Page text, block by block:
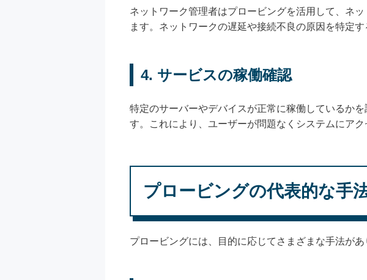
ネットワーク管理者はプロービングを活用して、ネ
ます。ネットワークの遅延や接続不良の原因を特定す
4. サービスの稼働確認
特定のサーバーやデバイスが正常に稼働しているか
す。これにより、ユーザーが問題なくシステムにアク
プロービングの代表的な手
プロービングには、目的に応じてさまざまな手法が